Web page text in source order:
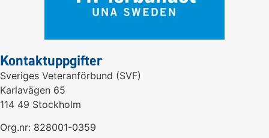
Kontaktuppgifter
Sveriges Veteranförbund (SVF)
Karlavägen 65
114 49 Stockholm
Org.nr: 828001-0359